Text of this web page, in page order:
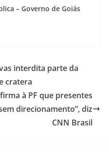
– Governo de Goiás
interdita parte da
cratera
à PF que presentes
direcionamento”, diz
CNN Brasil